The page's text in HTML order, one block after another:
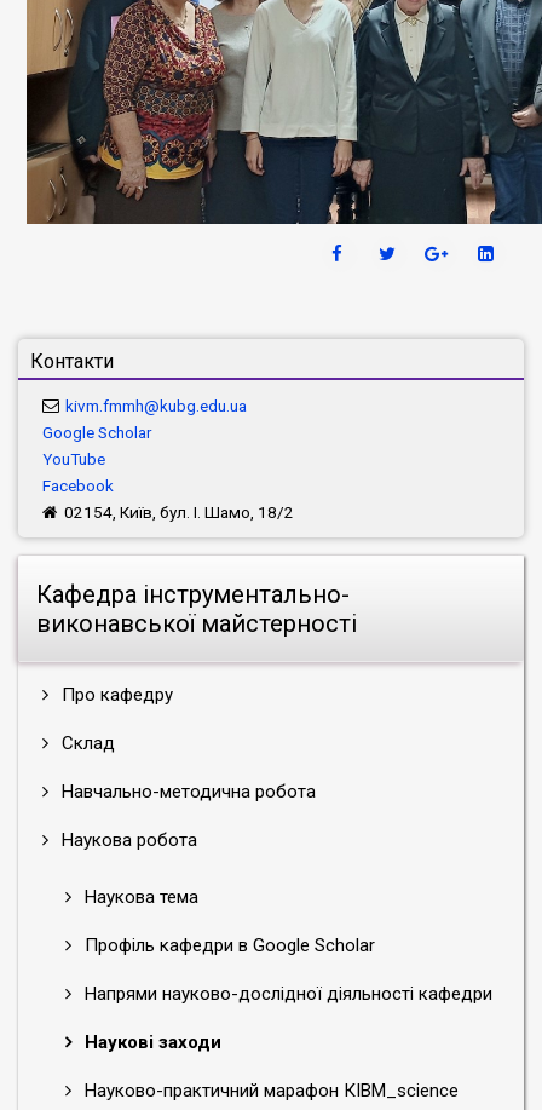
Контакти
kivm.fmmh@kubg.edu.ua
Google Scholar
YouTube
Facebook
02154, Київ, бул. І. Шамо, 18/2
Кафедра інструментально-
виконавської майстерності
Про кафедру
Склад
Навчально-методична робота
Наукова робота
Наукова тема
Профіль кафедри в Google Scholar
Напрями науково-дослідної діяльності кафедри
Наукові заходи
Науково-практичний марафон КІВМ_science